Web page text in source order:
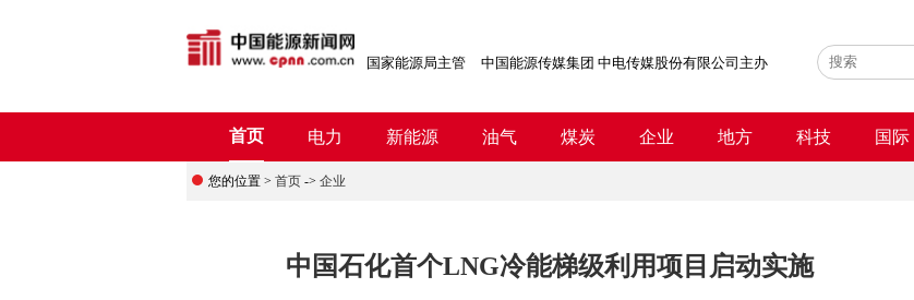
国家能源局主管 中国能源传媒集团 中电传媒股份有限公司主办
首页 电力 新能源 油气 煤炭 企业 地方 科技 国际
您的位置 > 首页 -> 企业
中国石化首个LNG冷能梯级利用项目启动实施